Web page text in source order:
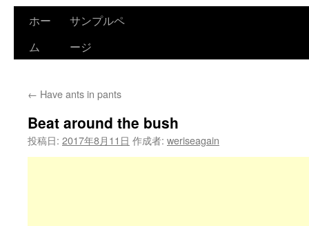
ホー
ム
サンプルペ
ージ
← Have ants in pants
Beat around the bush
投稿日: 2017年8月11日 作成者: weriseagain